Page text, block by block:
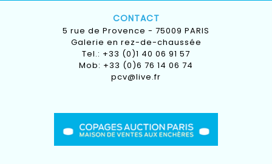
CONTACT
5 rue de Provence - 75009 PARIS
Galerie en rez-de-chaussée
Tel.: +33 (0)1 40 06 91 57
Mob: +33 (0)6 76 14 06 74
pcv@live.fr